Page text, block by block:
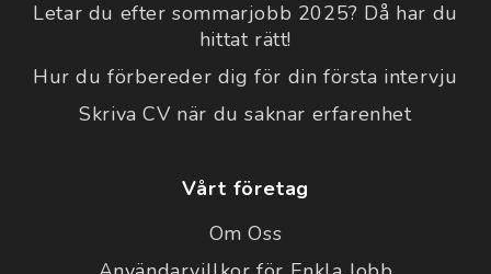
Letar du efter sommarjobb 2025? Då har du
hittat rätt!
Hur du förbereder dig för din första intervju
Skriva CV när du saknar erfarenhet
Vårt företag
Om Oss